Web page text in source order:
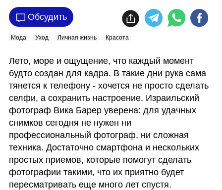
Обсудить
Мода Уход Личная жизнь Красота
Лето, море и ощущение, что каждый момент
будто создан для кадра. В такие дни рука сама
тянется к телефону - хочется не просто сделать
селфи, а сохранить настроение. Израильский
фотограф Вика Барер уверена: для удачных
снимков сегодня не нужен ни
профессиональный фотограф, ни сложная
техника. Достаточно смартфона и нескольких
простых приемов, которые помогут сделать
фотографии такими, что их приятно будет
пересматривать еще много лет спустя.